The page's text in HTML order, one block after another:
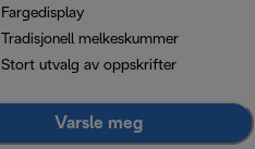
Fargedisplay
Tradisjonell melkeskummer
Stort utvalg av oppskrifter
Varsle meg